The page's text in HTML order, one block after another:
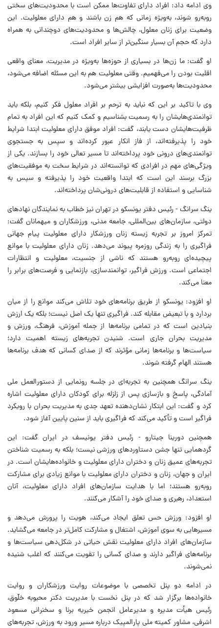
وی ادامه داد: افراد دارای تفاوت‌ها ممکن است با محدودیت‌های سختی
روبه‌رو شوند، به‌ویژه زمانی که هم زن باشند و هم دارای معلولیت. این
وضعیت برای زنان معلول، چالش‌ها و محدودیت‌های دوچندانی به همراه
دارد که حجم آن بسیار سنگین‌تر از سایر افراد است.
او گفت: ما زن‌ها در بسیاری از حوزه‌ها به‌ویژه در مدیریت، معنای واقعی
اقلیت بودن را می‌فهمیم. وقتی معلولیت هم به این مسئله اضافه می‌شود،
محدودیت‌ها به‌صورت افزایشی بیشتر می‌شود.
وی با تاکید بر این که نباید به ترحم بر افراد معلول فکر کنیم، بلکه باید
توانمندی‌هایشان را به رسمیت بشناسیم و کمک کنیم که این افراد به تمام
ظرفیت‌هایشان دست یابند، گفت: افراد موفق دارای معلولیت ابتدا شرایط
خود را پذیرفته‌اند، از فاز انکار عبور کرده‌اند و سپس به جستجوی
توانمندی‌های درونی خود پرداخته‌اند تا مسیر تعالی خود را بسازند. یکی از
ویژگی‌های مهم در افرادی که توانسته‌اند در شرایط سخت به موفقیت‌های
بزرگ برسند این است که ابتدا واقعیت خود را پذیرفته و سپس به
شناسایی و استفاده از قابلیت‌های درونی‌شان پرداخته‌اند.
ینگ سرانگ - رئیس دفتر یونسکو در تهران نیز خطاب به نمایندگان نهادهای
دولتی، سازمان‌های بین‌المللی، جامعه مدنی، ورزشکاران و میهمانان گفت:
تمرکز امروز بر تجربه زیسته زنان ورزشکار دارای معلولیت پیام جهانی
فراگیری را به زندگی روزمره پیوند می‌دهد. زنان دارای معلولیت با موانع
پیچیده‌ای روبه‌رو هستند که ناشی از جنسیت، معلولیت و انتظارات
اجتماعی است. ورزش فراگیر، توانمندسازی، بازنمایی و فرصت‌های برابر را
معنا می‌کند.
او افزود: یونسکو از طریق برنامه‌های خود تلاش می‌کند موانع را از میان
بردارد و با تبعیض مقابله کند. فراگیری تنها یک اصل نیست؛ بلکه یک ارزش
بنیادین است که در تمامی برنامه‌ها از جمله آموزش، فرهنگ، ورزش و
مدیریت بحران جاری است. شنیدن تجربه‌های زیسته اهمیت دارد؛
سیاست‌ها و برنامه‌ها زمانی مؤثرند که از صدای کسانی که هدف برنامه‌ها
هستند الهام گرفته شوند.
ینگ سرانگ همچنین به تجربه‌ای در جلسه رونمایی از دستورالعمل ملی
آمادگی، پاسخ و بازسازی پس از زلزله برای کودکان دارای معلولیت اشاره
کرد و گفت: این ابتکار نشان‌دهنده تعهد جدی به مدیریت بحران با رویکرد
فراگیر است و تأکید می‌کند که فراگیری باید از سنین پایین آغاز شود.
همچنین دورینا جیتارو - رئیس دفتر یونیسف در ایران گفت: این
گردهمایی تنها جشن دستاوردهای ورزشی نیست؛ بلکه به رسمیت شناختن
تجربه‌های عمیق زنان و دختران دارای معلولیت و خانواده‌هایشان است. در
ایران و جهان، زنان و دختران دارای معلولیت با موانع زیادی برای مشارکت
روبه‌رو هستند؛ اما با هدایت سازمان‌های افراد دارای معلولیت، آنان
استعداد، رهبری و صدای خود را آشکار می‌کنند.
او افزود: ورزش حس تعلق ایجاد می‌کند، هویت را پرورش می‌دهد و
مسیرهایی به سوی آموزش، اشتغال و مشارکت کامل‌تر در جامعه می‌گشاید.
سازمان‌های افراد دارای معلولیت نقش حیاتی در شکل‌دهی سیاست‌ها و
برنامه‌های فراگیر دارند و صدای کسانی را تقویت می‌کنند که اغلب شنیده
نمی‌شوند.
در ادامه دو پنل تخصصی با موضوعات روایت ورزشکاران و روایت
خانواده‌ها برگزار شد که در پنل نخست با مدیریت دکتر محبوبه خلّوق،
رئیس هیأت مدیره و مدیرعامل انجمن خیریه برنا و سخنرانی مسعود
اشرفی، مشاور کمیته ملی پارالمپیک درباره مسیر ورود به ورزش، تجربه‌های